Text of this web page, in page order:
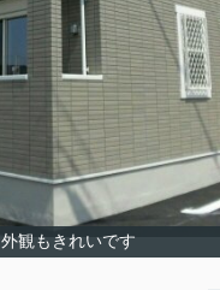
外観もきれいです